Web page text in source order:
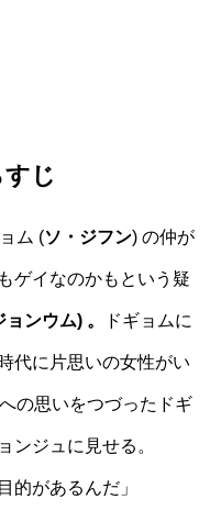
じ
ム (ソ・ジフン) の仲が
ゲイなのかもという疑
ンウム) 。 ドギョムに
代に片思いの女性がい
の思いをつづったドギ
ンジュに見せる。
的があるんだ」